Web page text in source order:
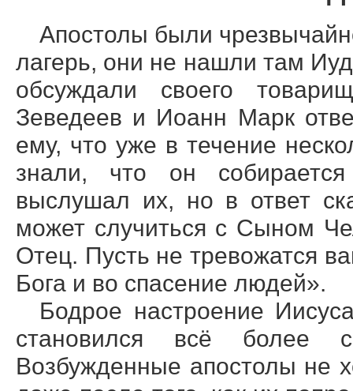
Апостолы были
лагерь, они не нашли там
обсуждали своего
Зеведеев и Иоанн Марк
ему, что уже в течение
знали, что он
выслушал их, но в ответ
может случиться с Сыном
Отец. Пусть не тревожатся
Бога и во спасение людей».
Бодрое настроение
становился всё более
Возбужденные апостолы не